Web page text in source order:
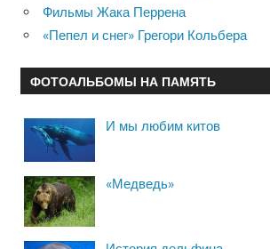
Фильмы Жака Перрена
«Пепел и снег» Грегори Кольбера
ФОТОАЛЬБОМЫ НА ПАМЯТЬ
И мы любим китов
«Медведь»